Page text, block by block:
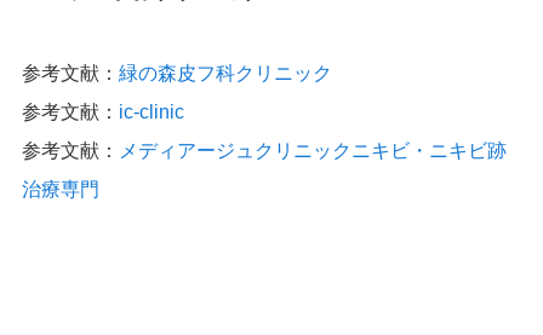
参考文献： 緑の森皮フ科クリニック
参考文献： ic-clinic
参考文献：
メディアージュクリニックニキビ・ニキビ跡
治療専門